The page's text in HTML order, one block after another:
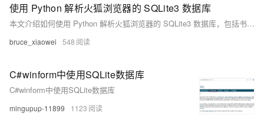
使用 Python 解析火狐浏览器的 SQLite3 数据库
本文介绍如何使用 Python 解析火狐浏览器的 SQLite3 数据库，包括书签、历史记录和下载记录等。通过安装 Python 和 SQLite3，定位火狐数据库文件路径，编写 Python 脚本连接数据库并执行 SQL 查询，最终输出最近访问的网站历史记录。
bruce_xiaowei 548
C#winform中使用SQLite数据库
C#winform中使用SQLite数据库
mingupup-11899 1123